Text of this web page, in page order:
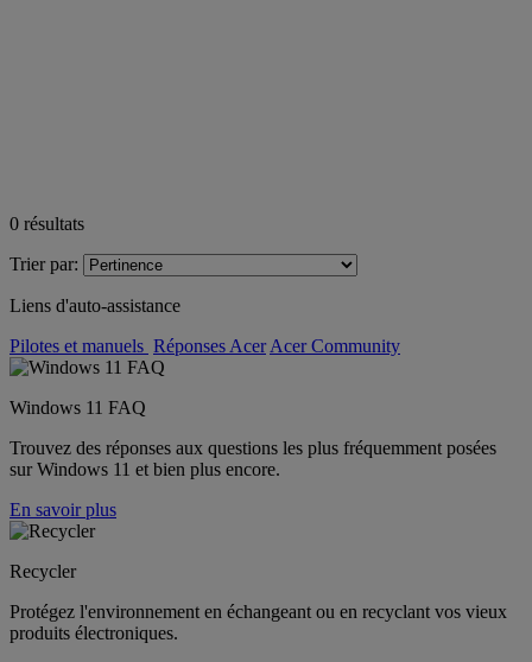
0 résultats
Trier par:
Liens d'auto-assistance
Pilotes et manuels Réponses Acer Acer Community
Windows 11 FAQ
Trouvez des réponses aux questions les plus fréquemment posées
sur Windows 11 et bien plus encore.
En savoir plus
Recycler
Protégez l'environnement en échangeant ou en recyclant vos vieux
produits électroniques.